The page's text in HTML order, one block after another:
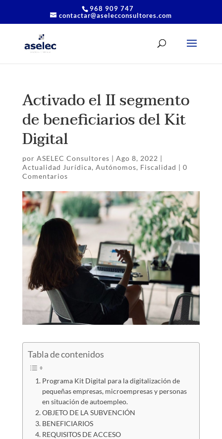
968 909 747
contactar@aselecconsultores.com
Activado el II segmento
de beneficiarios del Kit
Digital
por ASELEC Consultores | Ago 8, 2022 |
Actualidad Jurídica, Autónomos, Fiscalidad | 0
Comentarios
Tabla de contenidos
Programa Kit Digital para la digitalización de
pequeñas empresas, microempresas y personas
en situación de autoempleo.
OBJETO DE LA SUBVENCIÓN
BENEFICIARIOS
REQUISITOS DE ACCESO